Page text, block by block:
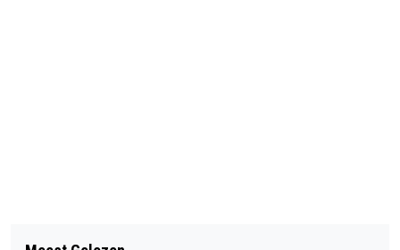
SINT-JAN WAALWIJK DOET MEE AAN